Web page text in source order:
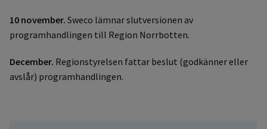
10 november. Sweco lämnar slutversionen av
programhandlingen till Region Norrbotten.
December. Regionstyrelsen fattar beslut (godkänner eller
avslår) programhandlingen.